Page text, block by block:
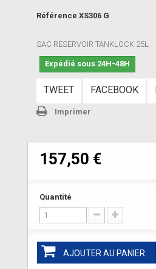
Référence XS306 G
SAC RESERVOIR TANKLOCK 25L
Expédié sous 24H-48H
TWEET FACEBOOK
Imprimer
157,50 €
Quantité
AJOUTER AU PANIER